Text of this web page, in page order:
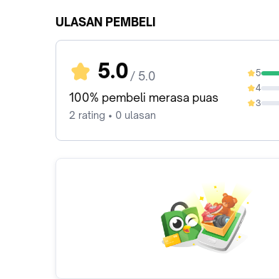
ULASAN PEMBELI
5.0 / 5.0
100% pembeli merasa puas
2 rating • 0 ulasan
5
100%
4
0%
3
0%